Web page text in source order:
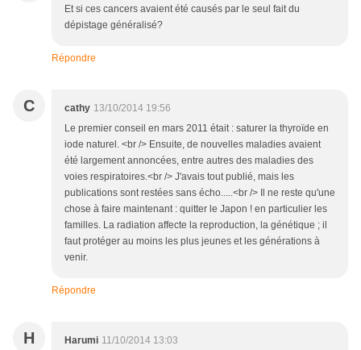
Et si ces cancers avaient été causés par le seul fait du
dépistage généralisé?
Répondre
C cathy 13/10/2014 19:56
Le premier conseil en mars 2011 était : saturer la thyroïde en
iode naturel. <br /> Ensuite, de nouvelles maladies avaient
été largement annoncées, entre autres des maladies des
voies respiratoires.<br /> J'avais tout publié, mais les
publications sont restées sans écho.....<br /> Il ne reste qu'une
chose à faire maintenant : quitter le Japon ! en particulier les
familles. La radiation affecte la reproduction, la génétique ; il
faut protéger au moins les plus jeunes et les générations à
venir.
Répondre
H Harumi 11/10/2014 13:03